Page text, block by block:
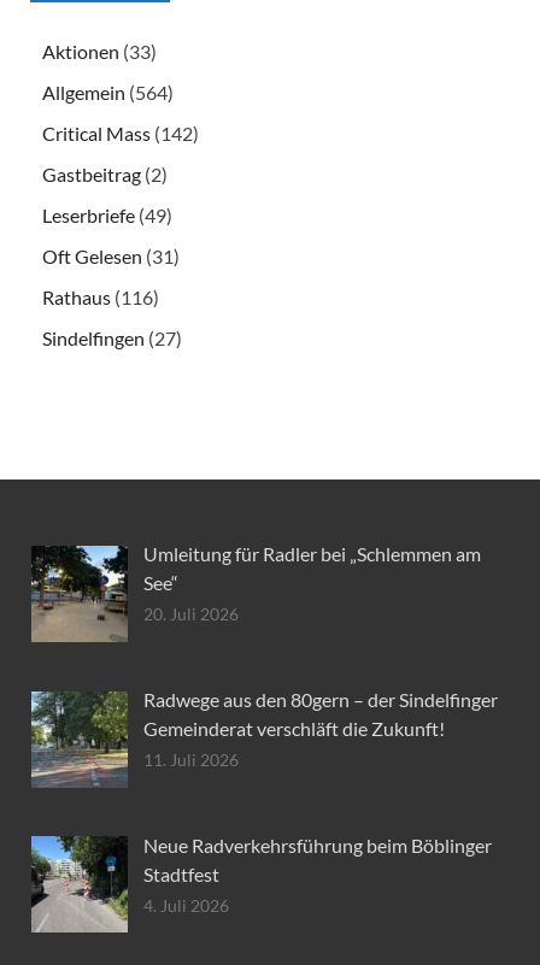
Aktionen (33)
Allgemein (564)
Critical Mass (142)
Gastbeitrag (2)
Leserbriefe (49)
Oft Gelesen (31)
Rathaus (116)
Sindelfingen (27)
Umleitung für Radler bei „Schlemmen am
See“
20. Juli 2026
Radwege aus den 80gern – der Sindelfinger
Gemeinderat verschläft die Zukunft!
11. Juli 2026
Neue Radverkehrsführung beim Böblinger
Stadtfest
4. Juli 2026